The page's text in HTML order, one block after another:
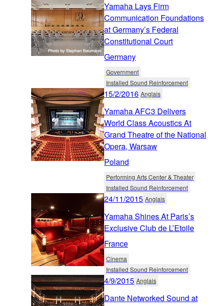
Yamaha Lays Firm
Communication Foundations
at Germany’s Federal
Constitutional Court
Germany
Government
Installed Sound Reinforcement
15/2/2016 Anglais
Yamaha AFC3 Delivers
World Class Acoustics At
Grand Theatre of the National
Opera, Warsaw
Poland
Performing Arts Center & Theater
Installed Sound Reinforcement
24/11/2015 Anglais
Yamaha Shines At Paris’s
Exclusive Club de L’Etoile
France
Cinema
Installed Sound Reinforcement
4/9/2015 Anglais
Dante Networked Sound at